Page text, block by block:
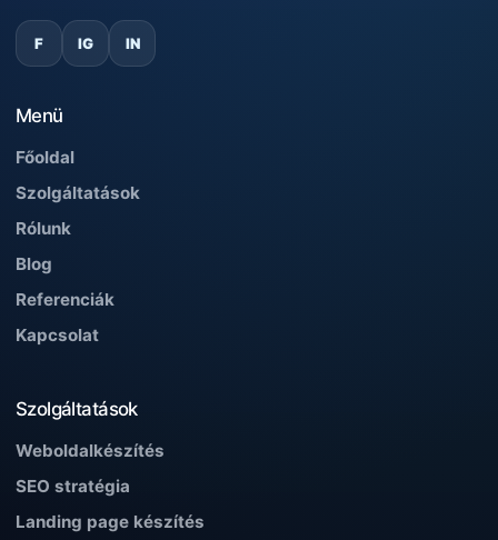
F IG IN
Menü
Főoldal
Szolgáltatások
Rólunk
Blog
Referenciák
Kapcsolat
Szolgáltatások
Weboldalkészítés
SEO stratégia
Landing page készítés